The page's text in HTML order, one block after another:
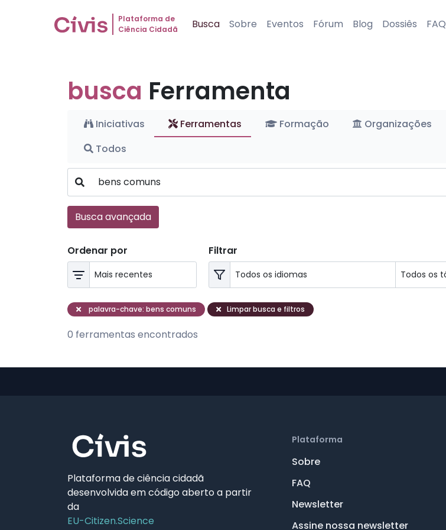
Plataforma de
Ciência Cidadã
Busca Sobre Eventos Fórum Blog Dossiês FAQ
busca Ferramenta
Iniciativas Ferramentas Formação Organizações
Todos
Busca avançada
Ordenar por Filtrar
palavra-chave: bens comuns Limpar busca e filtros
0 ferramentas encontrados
Plataforma de ciência cidadã
desenvolvida em código aberto a partir
da
EU-Citizen.Science
Plataforma
Sobre
FAQ
Newsletter
Assine nossa newsletter